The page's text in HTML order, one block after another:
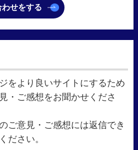
わせをする
をより良いサイトにするため
・ご感想をお聞かせくださ
ご意見・ご感想には返信でき
ださい。